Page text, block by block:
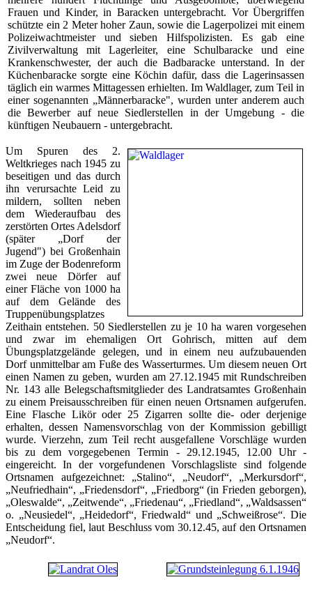
Frauen und Kinder, in Baracken untergebracht. Vor Übergriffen
schützte ein 2 Meter hoher Zaun, sowie die Lagerpolizei mit einem
Polizeiwachtmeister und sieben Hilfspolizisten. Es gab eine
Zivilverwaltung mit Lagerleiter, ei­ne Schulbaracke und eine
Krankenschwester, der auch die Badbaracke unterstand. In der
Küchenbaracke sorgte eine Köchin dafür, dass die Lagerinsassen
täglich ein warmes Mittagessen erhielten. Im Waldlager, zum Teil in
einer sogenannten „Männerbaracke", wurden unter anderem auch
die Bewerber auf neue Siedlerstellen in der Umgebung - die
künftigen Neubauern - untergebracht.
Um Spuren des 2.
Weltkrieges nach 1945 zu
beseitigen und das durch
ihn verursachte Leid zu
mildern, sollten neben
dem Wiederaufbau des
zerstörten Ortes Adelsdorf
(später „Dorf der
Jugend") bei Großenhain
im Zuge der Bodenreform
zwei neue Dörfer auf
einer Fläche von 1000 ha
auf dem Gelände des
Truppenübungsplatzes
Zeithain entstehen. 50 Siedlerstellen zu je 10 ha waren vorgesehen
und zwar im ehemaligen Ort Gohrisch, mitten auf dem
Übungsplatzgelände gelegen, und in einem neu aufzubauenden
Dorf unmittelbar am Fuße des Wasserturmes. Um diesem neuen Ort
einen Namen zu geben, wurden am 27.12.1945 mit Rundschreiben
Nr. 143 alle Belegschaftsmitglieder des Landratsamtes Großenhain
zu einem Preisausschreiben für einen neuen Ortsnamen aufgerufen.
Eine Flasche Likör oder 25 Zigarren sollte die- oder derjenige
erhalten, dessen Namensvorschlag von der Kommission gebilligt
wurde. Vierzehn, zum Teil recht ausgefallene Vorschläge wurden
bis zu dem vorgegebenen Termin - 29.12.1945, 12.00 Uhr -
eingereicht. In der vorgefundenen Vorschlagsliste sind folgende
Ortsnamen aufgezeichnet: „Stalino“, „Neudorf“, „Merkursdorf“,
„Neufriedhain“, „Friedensdorf“, „Friedborg“ (in Frieden geborgen),
„Oleswalde“, „Zeitwende“, „Friedenau“, „Friedland“, „Waldsassen“
o. „Neusiedel“, „Heidedorf“, Friedwald“ und „Schweißrose“. Die
Entscheidung fiel, laut Beschluss vom 30.12.45, auf den Ortsnamen
„Neudorf“.